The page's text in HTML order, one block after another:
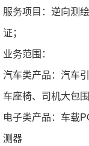
服务项目： 逆向测
证；
业务范围：
汽车类产品：汽车
车座椅、司机大包围
电子类产品：车载
测器